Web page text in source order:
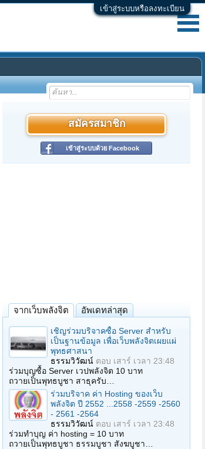
เข้าสู่ระบบหรือลงทะเบียน
สมัครสมาชิก
เข้าสู่ระบบด้วย Facebook
จากเว็บพลังจิต อัพเดทล่าสุด
เชิญร่วมบริจาคซื้อ Server สำหรับ
เป็นฐานข้อมูล เพื่อเว็บพลังจิตเผยแผ่
พุทธศาสนา
ธรรมวิวัฒน์ ตอบ เสาร์ เวลา 23:48
ร่วมบุญซื้อ Server เวปพลังจิต 10 บาท
ถวายเป็นพุทธบูชา สาธุครับ…
ร่วมบริจาค ค่า Hosting ของเว็บ
พลังจิต ปี 2552 ...2558 -2559 -2560
- 2561 -2564
ธรรมวิวัฒน์ ตอบ เสาร์ เวลา 23:48
ร่วมทำบุญ ค่า hosting = 10 บาท
ถวายเป็นพุทธบูชา ธรรมบูชา สังฆบูชา…